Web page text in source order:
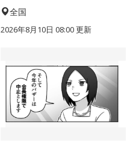
全国
2026年8月10日 08:00更新